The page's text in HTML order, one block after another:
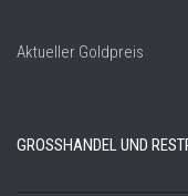
Aktueller Goldpreis
GROSSHANDEL UND